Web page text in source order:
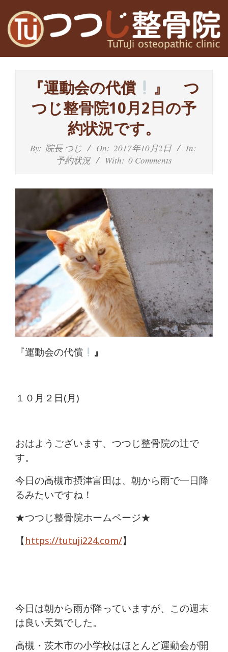
content
高
の
整
体
肩
こ
り
腰
痛
骨
経
痛
は
つ
つ
骨
院
『運動会の代償
』 つ
つじ整骨院10月2日の予
約状況です。
By: 院長 つじ On: 2017年10月2日
In:
予約状況
With: 0 Comments
『運動会の代償 』
１０月２日(月)
おはようございます、つつじ整骨院の辻で
す。
今日の高槻市摂津富田は、朝から雨で一日降
るみたいですね！
★つつじ整骨院ホームページ★
【 https://tutuji224.com/】
今日は朝から雨が降っていますが、この週末
は良い天気でした。
高槻・茨木市の小学校はほとんど運動会が開